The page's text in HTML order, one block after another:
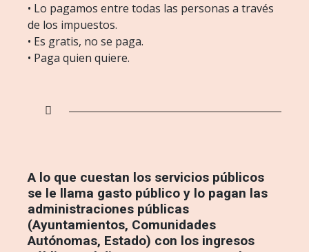
• Lo pagamos entre todas las personas a través
de los impuestos.
• Es gratis, no se paga.
• Paga quien quiere.
A lo que cuestan los servicios públicos
se le llama gasto público y lo pagan las
administraciones públicas
(Ayuntamientos, Comunidades
Autónomas, Estado) con los ingresos